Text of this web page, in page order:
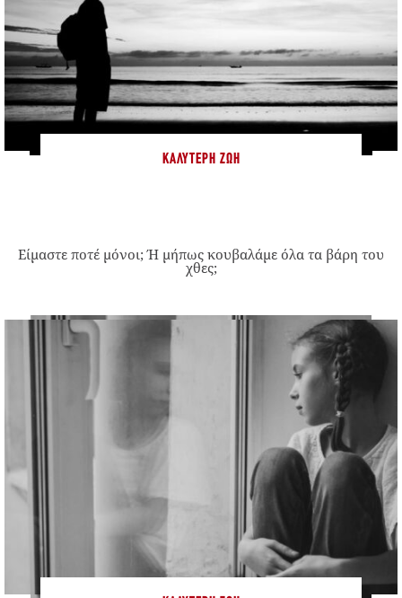
ΚΑΛΎΤΕΡΗ ΖΩΉ
Είμαστε ποτέ μόνοι; Ή μήπως κουβαλάμε όλα τα βάρη του
χθες;